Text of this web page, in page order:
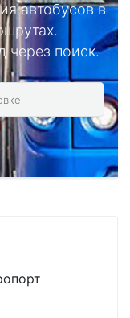
автобусов в
через поиск.